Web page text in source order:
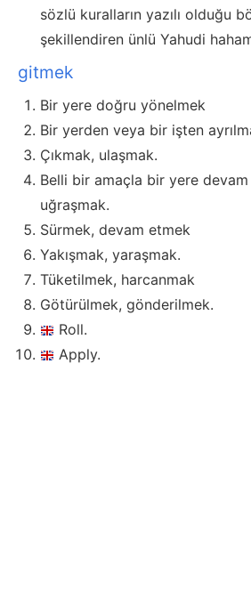
sözlü kuralların yazılı olduğu
şekillendiren ünlü Yahudi
gitmek
Bir yere doğru yönelmek
Bir yerden veya bir işten
Çıkmak, ulaşmak.
Belli bir amaçla bir yere
uğraşmak.
Sürmek, devam etmek
Yakışmak, yaraşmak.
Tüketilmek, harcanmak
Götürülmek, gönderilmek.
Roll.
Apply.